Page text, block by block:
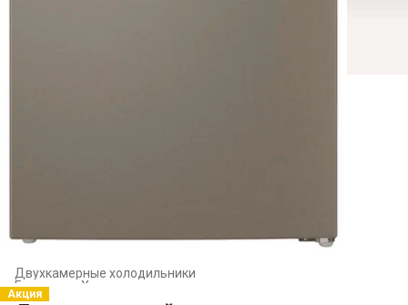
Двухкамерные холодильники
Холодильники и морозильники
Главная
Акция